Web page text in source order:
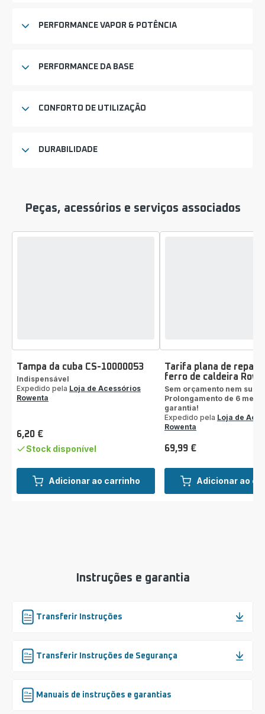
PERFORMANCE VAPOR & POTÊNCIA
PERFORMANCE DA BASE
CONFORTO DE UTILIZAÇÃO
DURABILIDADE
Peças, acessórios e serviços associados
Adicionar ao carrinho
Tampa da cuba CS-10000053
Indispensável
Expedido pela Loja de Acessórios
Rowenta
Preço
6,20 €
Stock disponível
Adicionar ao
Tarifa plana de
ferro de caldeira
Sem orçamento nem
Prolongamento de 6
garantia!
Expedido pela Loja de
Rowenta
Preço
69,99 €
Instruções e garantia
Transferir Instruções
Transferir Instruções de Segurança
Manuais de instruções e garantias